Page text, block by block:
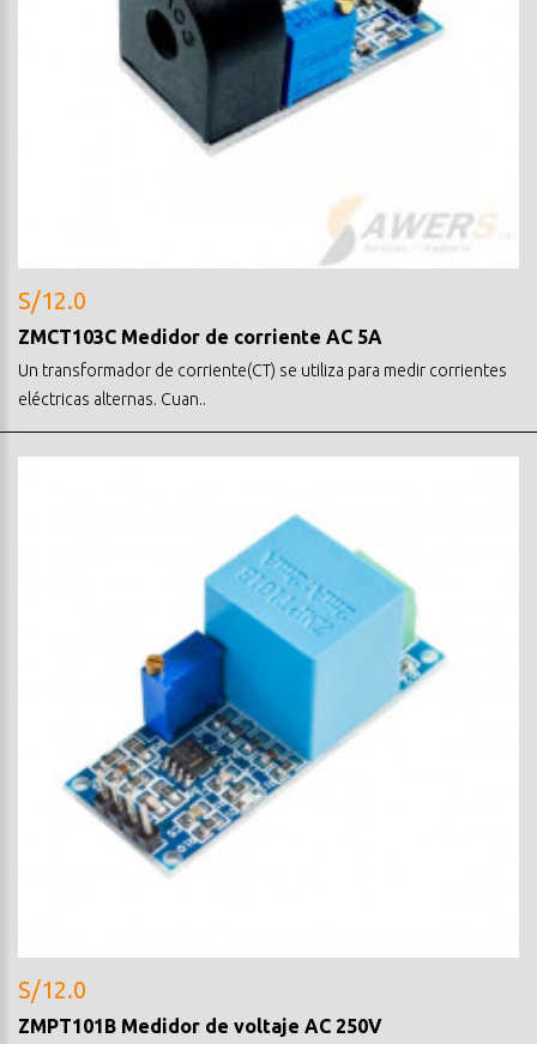
S/12.0
ZMCT103C Medidor de corriente AC 5A
Un transformador de corriente(CT) se utiliza para medir corrientes
eléctricas alternas. Cuan..
S/12.0
ZMPT101B Medidor de voltaje AC 250V